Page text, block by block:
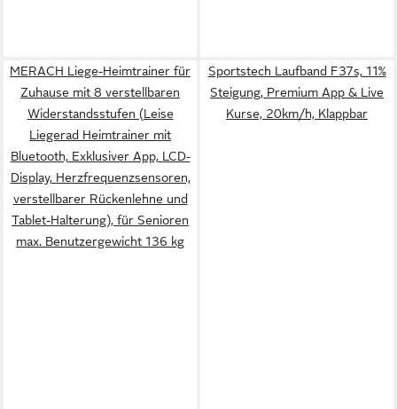
MERACH Liege-Heimtrainer für
Zuhause mit 8 verstellbaren
Widerstandsstufen (Leise
Liegerad Heimtrainer mit
Bluetooth, Exklusiver App, LCD-
Display, Herzfrequenzsensoren,
verstellbarer Rückenlehne und
Tablet-Halterung), für Senioren
max. Benutzergewicht 136 kg
Sportstech Laufband F37s, 11%
Steigung, Premium App & Live
Kurse, 20km/h, Klappbar